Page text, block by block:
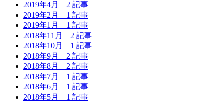
2019年4月 2 記事
2019年2月 1 記事
2019年1月 1 記事
2018年11月 2 記事
2018年10月 1 記事
2018年9月 2 記事
2018年8月 2 記事
2018年7月 1 記事
2018年6月 1 記事
2018年5月 1 記事